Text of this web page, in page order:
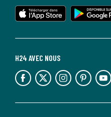
H24 AVEC NOUS
lien vers l'espace réseaux sociaux lien vers l'espace réseaux sociaux lien vers l'espace réseaux sociaux lien vers l'espace réseaux sociaux lien vers l'espace réseaux
lien vers l'app store
lien vers google play